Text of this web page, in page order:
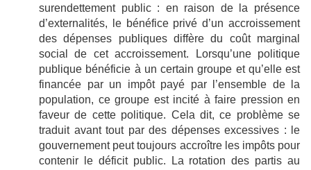
surendettement public : en raison de la présence
d’externalités, le bénéfice privé d’un accroissement
des dépenses publiques diffère du coût marginal
social de cet accroissement. Lorsqu’une politique
publique bénéficie à un certain groupe et qu’elle est
financée par un impôt payé par l’ensemble de la
population, ce groupe est incité à faire pression en
faveur de cette politique. Cela dit, ce problème se
traduit avant tout par des dépenses excessives : le
gouvernement peut toujours accroître les impôts pour
contenir le déficit public. La rotation des partis au